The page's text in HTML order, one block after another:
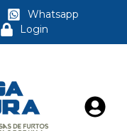
Whatsapp
Login